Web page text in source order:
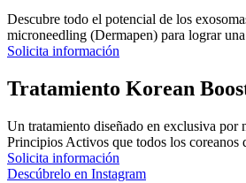
Descubre todo el potencial de los
microneedling (Dermapen) para lograr
Solicita información
Tratamiento Korean
Un tratamiento diseñado en exclusiva por
Principios Activos que todos los coreanos
Solicita información
Descúbrelo en Instagram